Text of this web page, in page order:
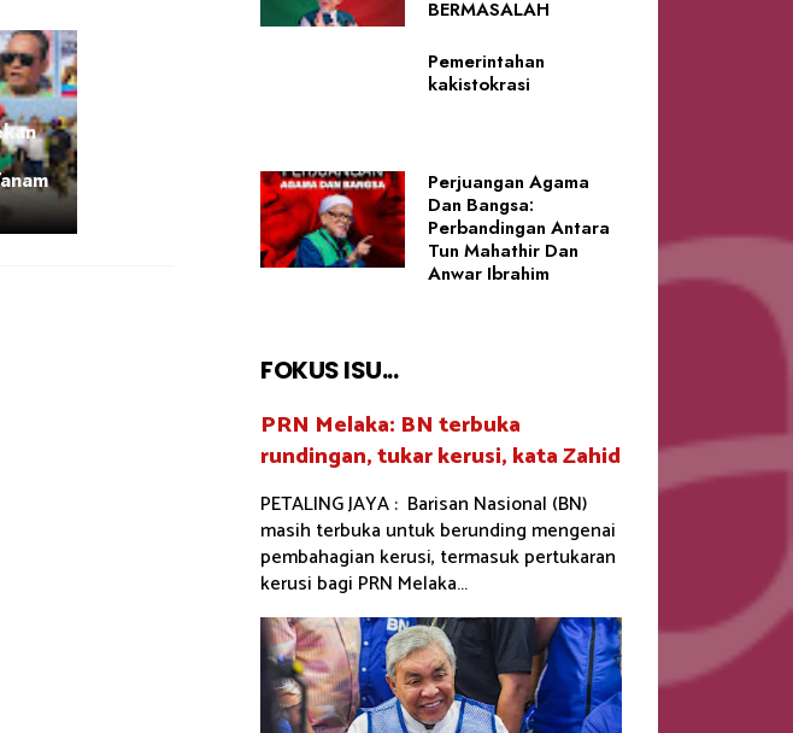
BERMASALAH
Pemerintahan
kakistokrasi
Perjuangan Agama
Dan Bangsa:
Perbandingan Antara
Tun Mahathir Dan
Anwar Ibrahim
FOKUS ISU...
PRN Melaka: BN terbuka
rundingan, tukar kerusi, kata Zahid
PETALING JAYA : Barisan Nasional (BN)
masih terbuka untuk berunding mengenai
pembahagian kerusi, termasuk pertukaran
kerusi bagi PRN Melaka...